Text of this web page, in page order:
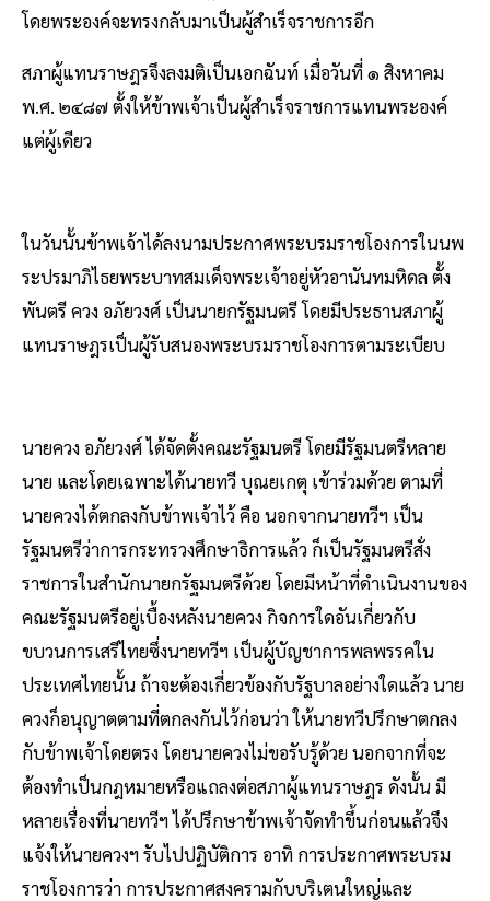
โดยพระองค์จะทรงกลับมาเป็นผู้สำเร็จราชการอีก
สภาผู้แทนราษฎรจึงลงมติเป็นเอกฉันท์ เมื่อวันที่ ๑ สิงหาคม
พ.ศ. ๒๔๘๗ ตั้งให้ข้าพเจ้าเป็นผู้สำเร็จราชการแทนพระองค์
แต่ผู้เดียว
ในวันนั้นข้าพเจ้าได้ลงนามประกาศพระบรมราชโองการในนพ
ระปรมาภิไธยพระบาทสมเด็จพระเจ้าอยู่หัวอานันทมหิดล ตั้ง
พันตรี ควง อภัยวงศ์ เป็นนายกรัฐมนตรี โดยมีประธานสภาผู้
แทนราษฎรเป็นผู้รับสนองพระบรมราชโองการตามระเบียบ
นายควง อภัยวงศ์ ได้จัดตั้งคณะรัฐมนตรี โดยมีรัฐมนตรีหลาย
นาย และโดยเฉพาะได้นายทวี บุณยเกตุ เข้าร่วมด้วย ตามที่
นายควงได้ตกลงกับข้าพเจ้าไว้ คือ นอกจากนายทวีฯ เป็น
รัฐมนตรีว่าการกระทรวงศึกษาธิการแล้ว ก็เป็นรัฐมนตรีสั่ง
ราชการในสำนักนายกรัฐมนตรีด้วย โดยมีหน้าที่ดำเนินงานของ
คณะรัฐมนตรีอยู่เบื้องหลังนายควง กิจการใดอันเกี่ยวกับ
ขบวนการเสรีไทยซึ่งนายทวีฯ เป็นผู้บัญชาการพลพรรคใน
ประเทศไทยนั้น ถ้าจะต้องเกี่ยวข้องกับรัฐบาลอย่างใดแล้ว นาย
ควงก็อนุญาตตามที่ตกลงกันไว้ก่อนว่า ให้นายทวีปรึกษาตกลง
กับข้าพเจ้าโดยตรง โดยนายควงไม่ขอรับรู้ด้วย นอกจากที่จะ
ต้องทำเป็นกฎหมายหรือแถลงต่อสภาผู้แทนราษฎร ดังนั้น มี
หลายเรื่องที่นายทวีฯ ได้ปรึกษาข้าพเจ้าจัดทำขึ้นก่อนแล้วจึง
แจ้งให้นายควงฯ รับไปปฏิบัติการ อาทิ การประกาศพระบรม
ราชโองการว่า การประกาศสงครามกับบริเตนใหญ่และ